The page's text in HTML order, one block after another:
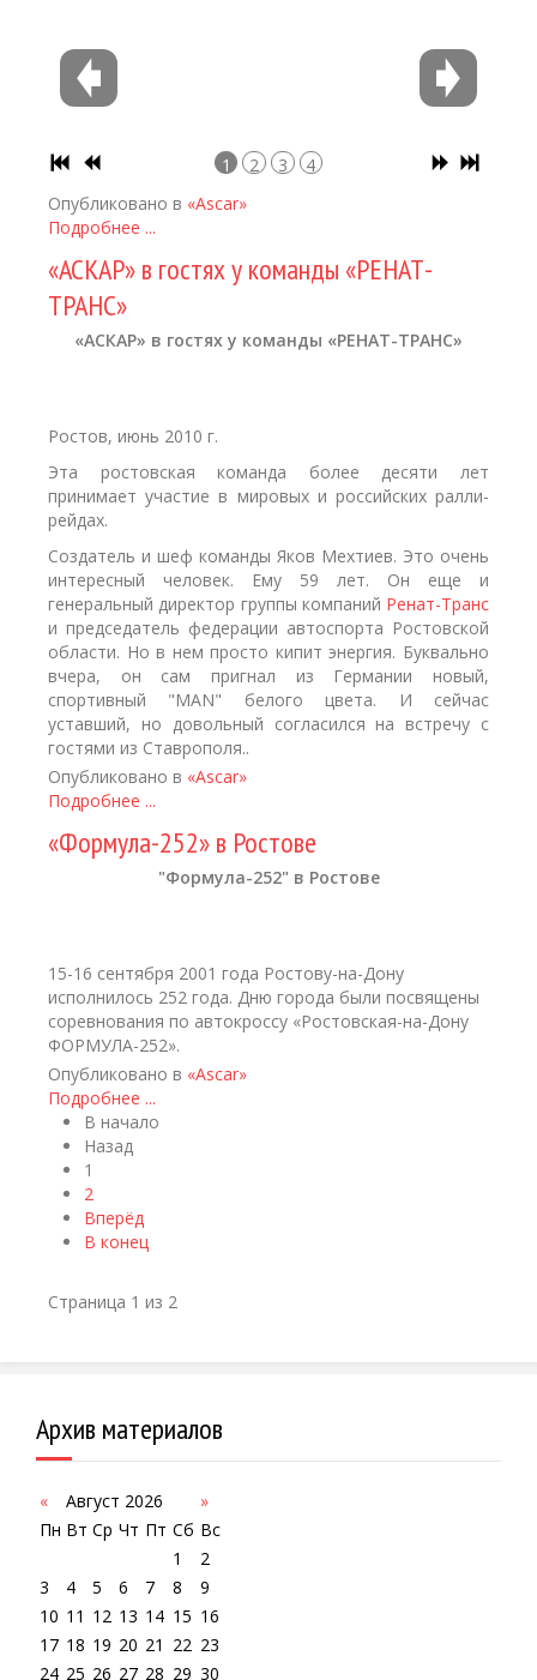
1 2 3
4
Опубликовано в «Ascar»
Подробнее ...
«АСКАР» в гостях у команды «РЕНАТ-
ТРАНС»
«АСКАР» в гостях у команды «РЕНАТ-ТРАНС»
Ростов, июнь 2010 г.
Эта ростовская команда более десяти лет
принимает участие в мировых и российских ралли-
рейдах.
Создатель и шеф команды Яков Мехтиев. Это очень
интересный человек. Ему 59 лет. Он еще и
генеральный директор группы компаний Ренат-Транс
и председатель федерации автоспорта Ростовской
области. Но в нем просто кипит энергия. Буквально
вчера, он сам пригнал из Германии новый,
спортивный "MAN" белого цвета. И сейчас
уставший, но довольный согласился на встречу с
гостями из Ставрополя..
Опубликовано в «Ascar»
Подробнее ...
«Формула-252» в Ростове
"Формула-252" в Ростове
15-16 сентября 2001 года Ростову-на-Дону
исполнилось 252 года. Дню города были посвящены
соревнования по автокроссу «Ростовская-на-Дону
ФОРМУЛА-252».
Опубликовано в «Ascar»
Подробнее ...
В начало
Назад
1
2
Вперёд
В конец
Страница 1 из 2
Архив материалов
« Август 2026
»
Пн Вт Ср Чт Пт Сб Вс
1
2
3
4 5 6 7 8
9
10 11 12 13 14 15 16
17 18 19 20 21 22 23
24 25 26 27 28 29 30